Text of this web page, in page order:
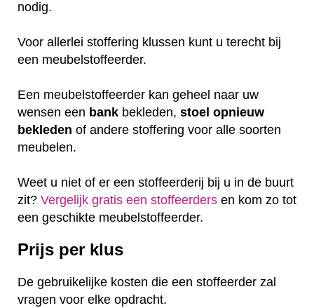
nodig.
Voor allerlei stoffering klussen kunt u terecht bij
een meubelstoffeerder.
Een meubelstoffeerder kan geheel naar uw
wensen een bank bekleden, stoel opnieuw
bekleden of andere stoffering voor alle soorten
meubelen.
Weet u niet of er een stoffeerderij bij u in de buurt
zit? Vergelijk gratis een stoffeerders en kom zo tot
een geschikte meubelstoffeerder.
Prijs per klus
De gebruikelijke kosten die een stoffeerder zal
vragen voor elke opdracht.